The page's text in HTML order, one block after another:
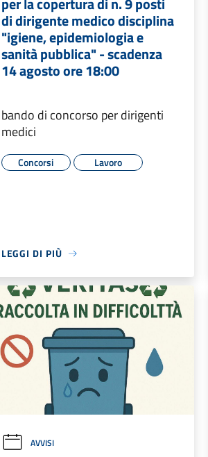
di dirigente medico disciplina
"igiene, epidemiologia e
sanità pubblica" - scadenza
14 agosto ore 18:00
bando di concorso per dirigenti
medici
Concorsi Lavoro
LEGGI DI PIÙ
AVVISI